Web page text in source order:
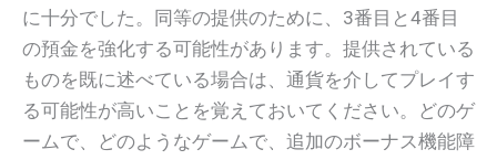
に十分でした。同等の提供のために、3番目と4番目
の預金を強化する可能性があります。提供されている
ものを既に述べている場合は、通貨を介してプレイす
る可能性が高いことを覚えておいてください。どのゲ
ームで、どのようなゲームで、追加のボーナス機能障